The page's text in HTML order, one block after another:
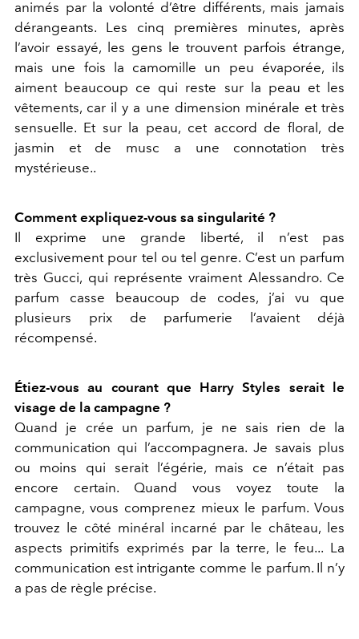
animés par la volonté d’être différents, mais jamais
dérangeants. Les cinq premières minutes, après
l’avoir essayé, les gens le trouvent parfois étrange,
mais une fois la camomille un peu évaporée, ils
aiment beaucoup ce qui reste sur la peau et les
vêtements, car il y a une dimension minérale et très
sensuelle. Et sur la peau, cet accord de floral, de
jasmin et de musc a une connotation très
mystérieuse..
Comment expliquez-vous sa singularité ?
Il exprime une grande liberté, il n’est pas
exclusivement pour tel ou tel genre. C’est un parfum
très Gucci, qui représente vraiment Alessandro. Ce
parfum casse beaucoup de codes, j’ai vu que
plusieurs prix de parfumerie l’avaient déjà
récompensé.
Étiez-vous au courant que Harry Styles serait le
visage de la campagne ?
Quand je crée un parfum, je ne sais rien de la
communication qui l’accompagnera. Je savais plus
ou moins qui serait l’égérie, mais ce n’était pas
encore certain. Quand vous voyez toute la
campagne, vous comprenez mieux le parfum. Vous
trouvez le côté minéral incarné par le château, les
aspects primitifs exprimés par la terre, le feu... La
communication est intrigante comme le parfum. Il n’y
a pas de règle précise.